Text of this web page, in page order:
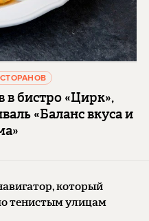
в бистро «Цирк»,
«Баланс вкуса и
который
тенистым улицам